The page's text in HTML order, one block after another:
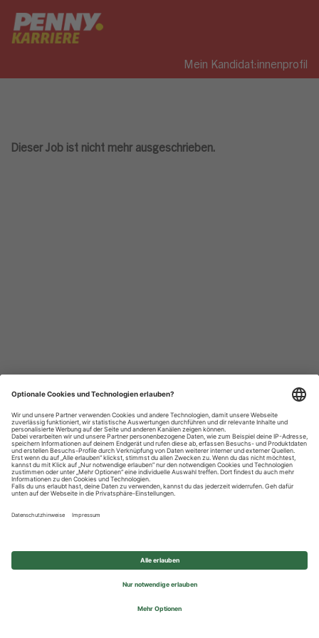
Mein Kandidat:innenprofil
Dieser Job ist nicht mehr ausgeschrieben.
Datenschutzhinweise
Impressum
Privatsphäre-Einstellungen
© 2026 REWE Group - All rights reserved